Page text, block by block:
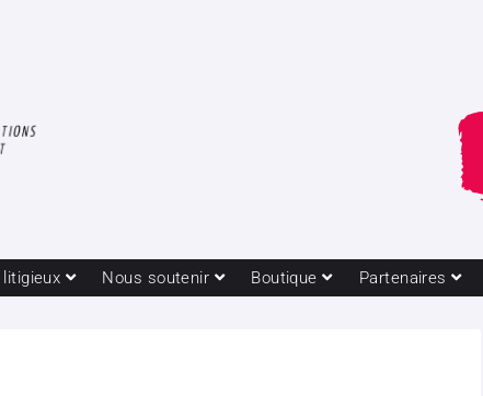
Nous soutenir Boutique Partenaires